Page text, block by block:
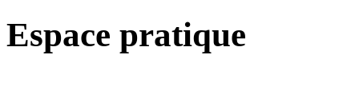
Espace pratique